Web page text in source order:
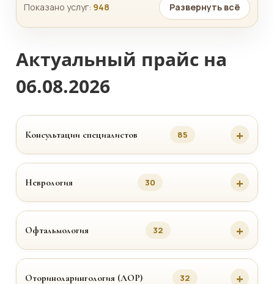
Показано услуг: 948 Развернуть всё
Актуальный прайс на
06.08.2026
Консультации специалистов 85
Неврология 30
Офтальмология 32
Оториноларингология (ЛОР) 32